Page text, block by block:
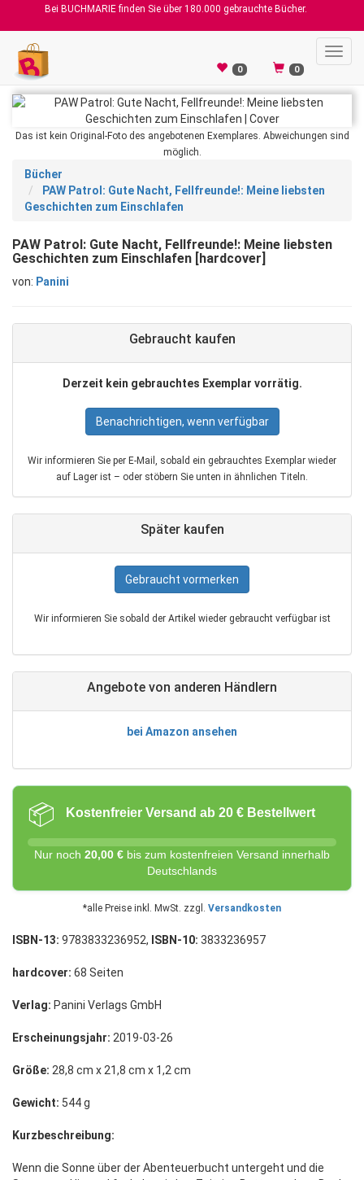
Bei BUCHMARIE finden Sie über 180.000 gebrauchte Bücher.
0 0
Das ist kein Original-Foto des angebotenen Exemplares. Abweichungen sind
möglich.
Bücher
PAW Patrol: Gute Nacht, Fellfreunde!: Meine liebsten
Geschichten zum Einschlafen
PAW Patrol: Gute Nacht, Fellfreunde!: Meine liebsten
Geschichten zum Einschlafen [hardcover]
von: Panini
Gebraucht kaufen
Derzeit kein gebrauchtes Exemplar vorrätig.
Benachrichtigen, wenn verfügbar
Wir informieren Sie per E‑Mail, sobald ein gebrauchtes Exemplar wieder
auf Lager ist – oder stöbern Sie unten in ähnlichen Titeln.
Später kaufen
Gebraucht vormerken
Wir informieren Sie sobald der Artikel wieder gebraucht verfügbar ist
Angebote von anderen Händlern
bei Amazon ansehen
📦 Kostenfreier Versand ab 20 € Bestellwert
Nur noch 20,00 € bis zum kostenfreien Versand innerhalb
Deutschlands
*alle Preise inkl. MwSt. zzgl. Versandkosten
ISBN-13: 9783833236952, ISBN-10: 3833236957
hardcover: 68 Seiten
Verlag: Panini Verlags GmbH
Erscheinungsjahr: 2019-03-26
Größe: 28,8 cm x 21,8 cm x 1,2 cm
Gewicht: 544 g
Kurzbeschreibung:
Wenn die Sonne über der Abenteuerbucht untergeht und die